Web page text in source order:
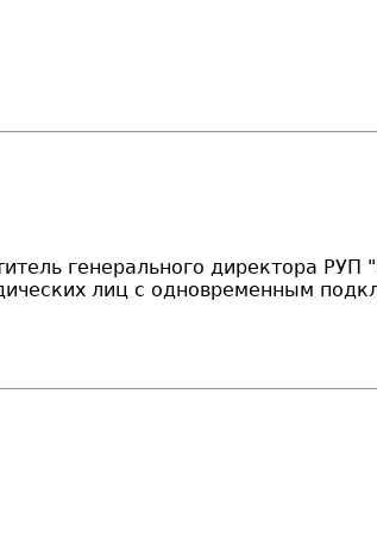
генерального директора РУП
лиц с одновременным